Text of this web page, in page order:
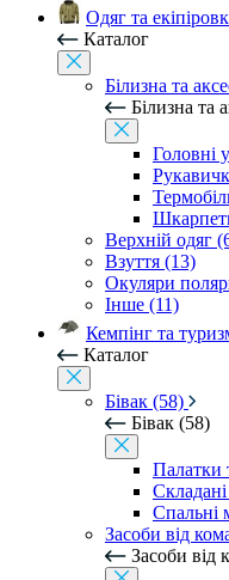
Одяг та
Каталог
Білизна та
Білизна та
Головні
Верхній одяг
Взуття (13)
Окуляри
Інше (11)
Кемпінг та
Каталог
Бівак (58)
Бівак (58)
Палатки
Спальні
Засоби від
Засоби від